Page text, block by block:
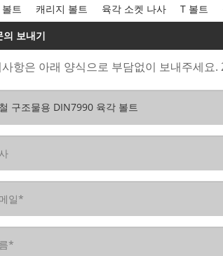
트 캐리지 볼트 육각 소켓 나사 T 볼트
의 보내기
항은 아래 양식으로 부담없이 보내주세요